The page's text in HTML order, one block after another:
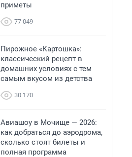
приметы
77 049
Пирожное «Картошка»:
классический рецепт в
домашних условиях с тем
самым вкусом из детства
30 170
Авиашоу в Мочище — 2026:
как добраться до аэродрома,
сколько стоят билеты и
полная программа